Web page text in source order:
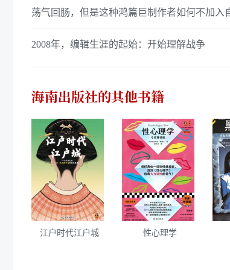
荡气回肠，但是这种鸿篇巨制作者如何不加入
2008年，编辑生涯的起始：开始理解战争
海南出版社的其他书籍
江户时代江户城 性心理学